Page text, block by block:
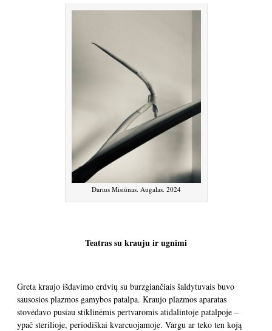
Darius Misiūnas. Augalas. 2024
Teatras su krauju ir ugnimi
Greta kraujo išdavimo erdvių su burzgiančiais šaldytuvais buvo
sausosios plazmos gamybos patalpa. Kraujo plazmos aparatas
stovėdavo pusiau stiklinėmis pertvaromis atidalintoje patalpoje –
ypač sterilioje, periodiškai kvarcuojamoje. Vargu ar teko ten koją